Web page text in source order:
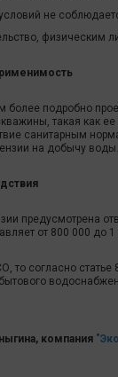
не
физическим
более подробно
такая как
санитарным
на добычу воды.
предусмотрена
от 800 000 до
то согласно
компания